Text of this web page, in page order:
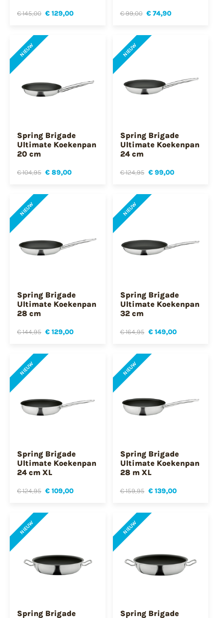
€ 145,00 € 129,00 € 99,00 € 74,90
NIEUW
Spring Brigade
Ultimate Koekenpan
20 cm
€ 104,95 € 89,00
NIEUW
Spring Brigade
Ultimate Koekenpan
24 cm
€ 124,95 € 99,00
NIEUW
Spring Brigade
Ultimate Koekenpan
28 cm
€ 144,95 € 129,00
NIEUW
Spring Brigade
Ultimate Koekenpan
32 cm
€ 164,95 € 149,00
NIEUW
Spring Brigade
Ultimate Koekenpan
24 cm XL
€ 124,95 € 109,00
NIEUW
Spring Brigade
Ultimate Koekenpan
28 m XL
€ 159,95 € 139,00
NIEUW
Spring Brigade
NIEUW
Spring Brigade